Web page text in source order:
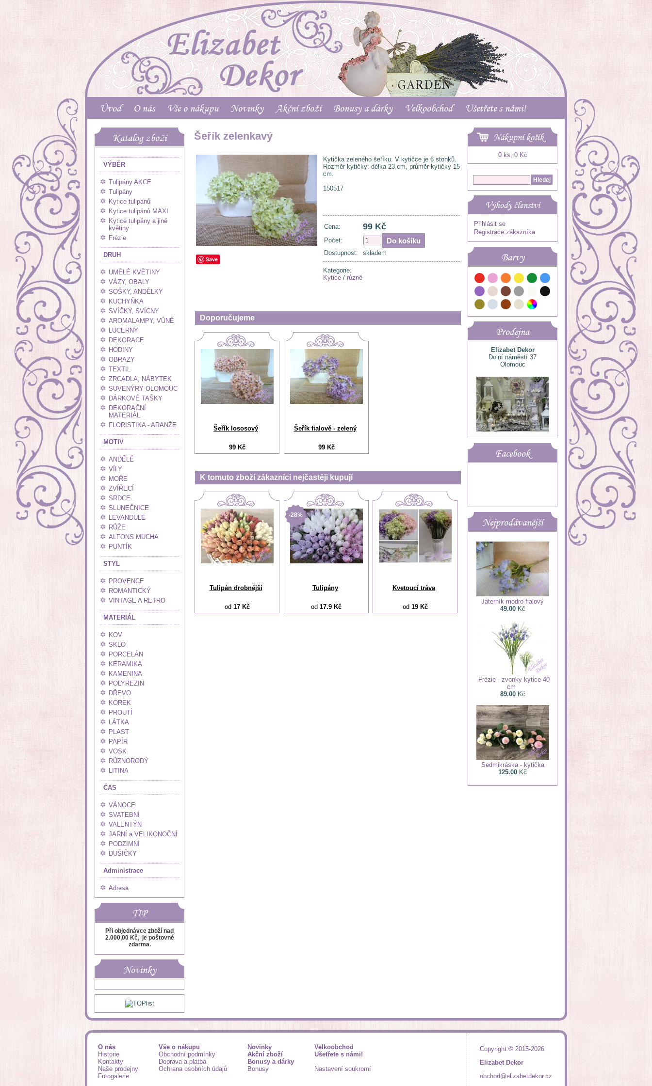
Úvod O nás Vše o nákupu Novinky Akční zboží Bonusy a dárky Velkoobchod Ušetřete s námi!
Katalog zboží
VÝBĚR
Tulipány AKCE
Tulipány
Kytice tulipánů
Kytice tulipánů MAXI
Kytice tulipány a jiné
květiny
Frézie
DRUH
UMĚLÉ KVĚTINY
VÁZY, OBALY
SOŠKY, ANDĚLKY
KUCHYŇKA
SVÍČKY, SVÍCNY
AROMALAMPY, VŮNĚ
LUCERNY
DEKORACE
HODINY
OBRAZY
TEXTIL
ZRCADLA, NÁBYTEK
SUVENÝRY OLOMOUC
DÁRKOVÉ TAŠKY
DEKORAČNÍ
MATERIÁL
FLORISTIKA - ARANŽE
MOTIV
ANDĚLÉ
VÍLY
MOŘE
ZVÍŘECÍ
SRDCE
SLUNEČNICE
LEVANDULE
RŮŽE
ALFONS MUCHA
PUNTÍK
STYL
PROVENCE
ROMANTICKÝ
VINTAGE A RETRO
MATERIÁL
KOV
SKLO
PORCELÁN
KERAMIKA
KAMENINA
POLYREZIN
DŘEVO
KOREK
PROUTÍ
LÁTKA
PLAST
PAPÍR
VOSK
RŮZNORODÝ
LITINA
ČAS
VÁNOCE
SVATEBNÍ
VALENTÝN
JARNÍ a VELIKONOČNÍ
PODZIMNÍ
DUŠIČKY
Administrace
Adresa
TIP
Při objednávce zboží nad
2.000,00 Kč, je poštovné
zdarma.
Novinky
Šeřík zelenkavý
Save
Kytička zeleného šeříku. V kytičce je 6 stonků.
Rozměr kytičky: délka 23 cm, průměr kytičky 15
cm.
150517
Cena: 99 Kč
Počet:
Dostupnost:
skladem
Kategorie:
Kytice / různé
Doporučujeme
Šeřík lososový
99 Kč
Šeřík fialově - zelený
99 Kč
K tomuto zboží zákazníci nejčastěji kupují
Tulipán drobnější
od 17 Kč
-28%
Tulipány
od 17.9 Kč
Kvetoucí tráva
od 19 Kč
Nákupní košík
0 ks, 0 Kč
Výhody členství
Přihlásit se
Registrace zákazníka
Barvy
Prodejna
Elizabet Dekor
Dolní náměstí 37
Olomouc
Facebook
Nejprodávanější
Jaterník modro-fialový
49.00Kč
Frézie - zvonky kytice 40
cm
89.00Kč
Sedmikráska - kytička
125.00 Kč
Copyright © 2015-2026
Elizabet Dekor
obchod@elizabetdekor.cz
O nás
Historie
Kontakty
Naše prodejny
Fotogalerie
Vše o nákupu
Obchodní podmínky
Doprava a platba
Ochrana osobních údajů
Novinky
Akční zboží
Bonusy a dárky
Bonusy
Velkoobchod
Ušetřete s námi!
Nastavení soukromí